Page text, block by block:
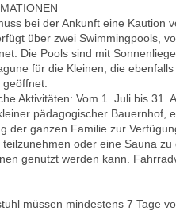
bei der Ankunft eine Kaution
über zwei Swimmingpools,
Die Pools sind mit
für die Kleinen, die
Aktivitäten: Vom 1. Juli bis
pädagogischer Bauernhof,
der ganzen Familie zur
oder eine Sauna
genutzt werden kann.
müssen mindestens 7 Tage